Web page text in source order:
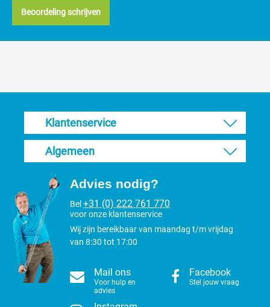
Beoordeling schrijven
Klantenservice
Algemeen
Advies nodig?
Bel +31 (0) 222 761 770
voor onze klantenservice
Wij zijn bereikbaar van maandag t/m vrijdag
van 8:30 tot 17:00
Mail ons
Voor hulp en
advies
Facebook
Stel jouw vraag